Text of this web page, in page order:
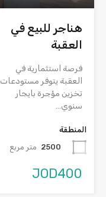
هناجر للبيع في
العقبة
فرصة استثمارية في
العقبة يتوفر مستودعات
تخزين مؤجرة بايجار
سنوي…
المنطقة
2500 متر مربع
JOD400